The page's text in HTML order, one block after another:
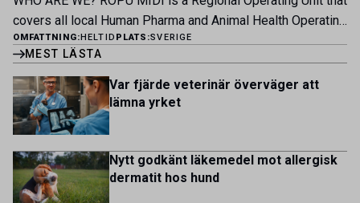
inom produktion, kläckeri, slakt och kvalitet. Rollen präglas
av proaktivt arbete, kunskapsdelning och kontinuerlig
utveckling, där du bidrar till att stärka svensk
kycklingproduktion – […]
covers all local Human Pharma and Animal Health Operating
Units across Belgium, Denmark, Norway, Finland, Greece,
Portugal, Sweden, and The Netherlands. MIDI has a
multicultural and diverse work environment. More than
1.800 employees are striving to work together to improve
lives for patients and […]
OMFATTNING: HELTID PLATS:SVERIGE
MEST LÄSTA
Var fjärde veterinär överväger att
lämna yrket
Nytt godkänt läkemedel mot allergisk
dermatit hos hund